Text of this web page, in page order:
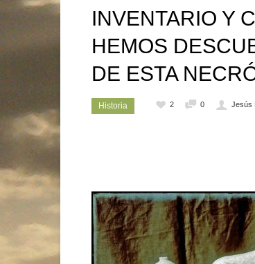
INVENTARIO Y
HEMOS
DE ESTA
Historia 2 0 Jesús